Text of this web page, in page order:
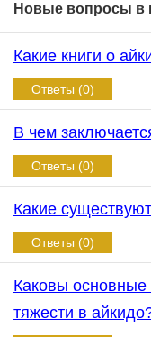
Новые вопросы в
Какие книги о
Ответы (0)
В чем
Ответы (0)
Какие
Ответы (0)
Каковы
тяжести в